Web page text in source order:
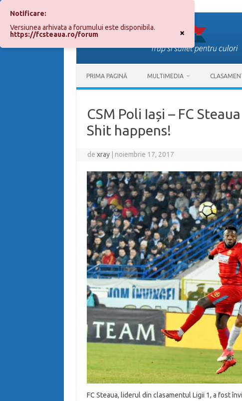
conținut
PRIMA PAGINĂ MULTIMEDIA
CSM Poli Iași – FC
Shit happens!
dexray noiembrie 17, 2017
FC Steaua, liderul din clasamentul Ligii 1, a fost
×
Notificare:
Versiunea arhivata a forumului este disponibila.
https://fcsteaua.ro/forum